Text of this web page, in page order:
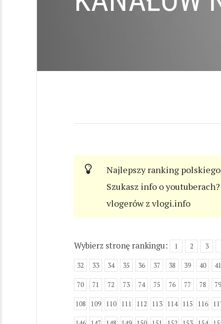
Najlepszy ranking
Szukasz info o
vlogerów z vlogi.info
Wybierz stronę rankingu: 1 2 3
32 33 34 35 36 37 38 39 40 41
70 71 72 73 74 75 76 77 78 79
108 109 110 111 112 113 114 115 116